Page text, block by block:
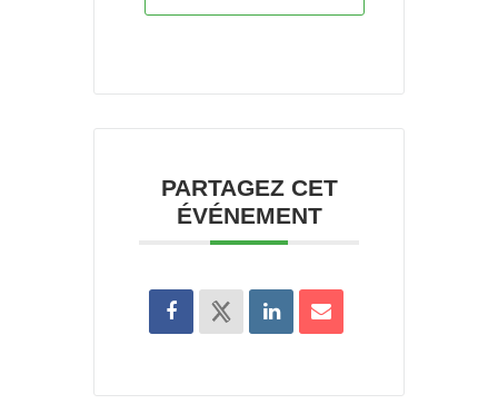
PARTAGEZ CET
ÉVÉNEMENT